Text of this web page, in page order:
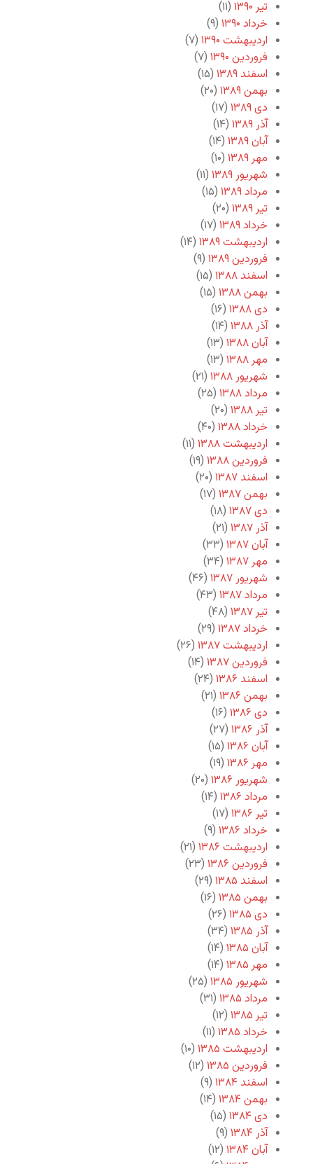
تیر ۱۳۹۰
(۱۱)
خرداد ۱۳۹۰
(۹)
اردیبهشت ۱۳۹۰
(۷)
فروردین ۱۳۹۰
(۷)
اسفند ۱۳۸۹
(۱۵)
بهمن ۱۳۸۹
(۲۰)
دی ۱۳۸۹
(۱۷)
آذر ۱۳۸۹
(۱۴)
آبان ۱۳۸۹
(۱۴)
مهر ۱۳۸۹
(۱۰)
شهریور ۱۳۸۹
(۱۱)
مرداد ۱۳۸۹
(۱۵)
تیر ۱۳۸۹
(۲۰)
خرداد ۱۳۸۹
(۱۷)
اردیبهشت ۱۳۸۹
(۱۴)
فروردین ۱۳۸۹
(۹)
اسفند ۱۳۸۸
(۱۵)
بهمن ۱۳۸۸
(۱۵)
دی ۱۳۸۸
(۱۶)
آذر ۱۳۸۸
(۱۴)
آبان ۱۳۸۸
(۱۳)
مهر ۱۳۸۸
(۱۳)
شهریور ۱۳۸۸
(۲۱)
مرداد ۱۳۸۸
(۲۵)
تیر ۱۳۸۸
(۲۰)
خرداد ۱۳۸۸
(۴۰)
اردیبهشت ۱۳۸۸
(۱۱)
فروردین ۱۳۸۸
(۱۹)
اسفند ۱۳۸۷
(۲۰)
بهمن ۱۳۸۷
(۱۷)
دی ۱۳۸۷
(۱۸)
آذر ۱۳۸۷
(۲۱)
آبان ۱۳۸۷
(۳۳)
مهر ۱۳۸۷
(۳۴)
شهریور ۱۳۸۷
(۴۶)
مرداد ۱۳۸۷
(۴۳)
تیر ۱۳۸۷
(۴۸)
خرداد ۱۳۸۷
(۲۹)
اردیبهشت ۱۳۸۷
(۲۶)
فروردین ۱۳۸۷
(۱۴)
اسفند ۱۳۸۶
(۲۴)
بهمن ۱۳۸۶
(۲۱)
دی ۱۳۸۶
(۱۶)
آذر ۱۳۸۶
(۲۷)
آبان ۱۳۸۶
(۱۵)
مهر ۱۳۸۶
(۱۹)
شهریور ۱۳۸۶
(۲۰)
مرداد ۱۳۸۶
(۱۴)
تیر ۱۳۸۶
(۱۷)
خرداد ۱۳۸۶
(۹)
اردیبهشت ۱۳۸۶
(۲۱)
فروردین ۱۳۸۶
(۲۳)
اسفند ۱۳۸۵
(۲۹)
بهمن ۱۳۸۵
(۱۶)
دی ۱۳۸۵
(۲۶)
آذر ۱۳۸۵
(۳۴)
آبان ۱۳۸۵
(۱۴)
مهر ۱۳۸۵
(۱۴)
شهریور ۱۳۸۵
(۲۵)
مرداد ۱۳۸۵
(۳۱)
تیر ۱۳۸۵
(۱۲)
خرداد ۱۳۸۵
(۱۱)
اردیبهشت ۱۳۸۵
(۱۰)
فروردین ۱۳۸۵
(۱۲)
اسفند ۱۳۸۴
(۹)
بهمن ۱۳۸۴
(۱۴)
دی ۱۳۸۴
(۱۵)
آذر ۱۳۸۴
(۹)
آبان ۱۳۸۴
(۱۲)